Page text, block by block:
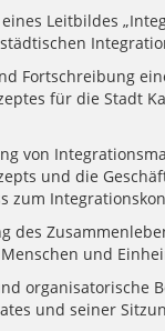
Leitbildes
Fortschreibung
für die Stadt
von
und die
zum
des
und
organisatorische
und seiner